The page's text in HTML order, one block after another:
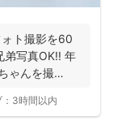
ト撮影を60
弟写真OK!! 年
ゃんを撮
3時間以内